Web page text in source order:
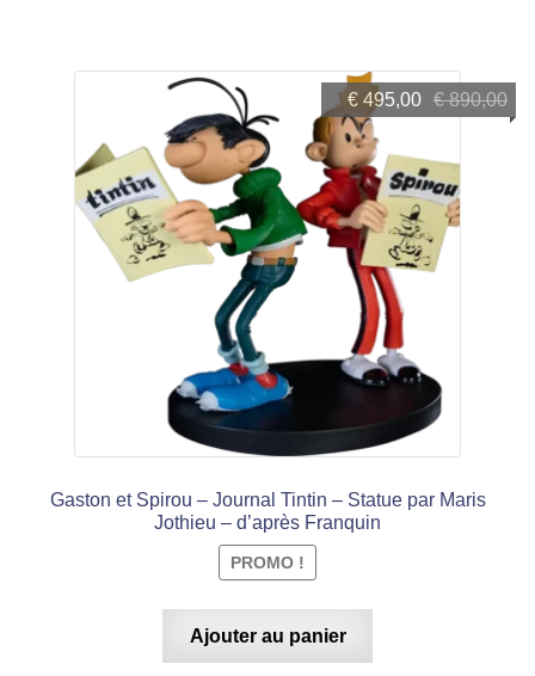
Gaston et Spirou – Journal Tintin – Statue par Maris
Jothieu – d’après Franquin
PROMO !
€890,00
Le
prix
initial
était :
€ 890,00.
€ 495,00
Le
prix
actuel
est :
€ 495,00.
Ajouter au panier